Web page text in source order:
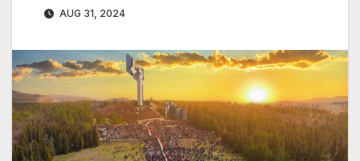
AUG 31, 2024